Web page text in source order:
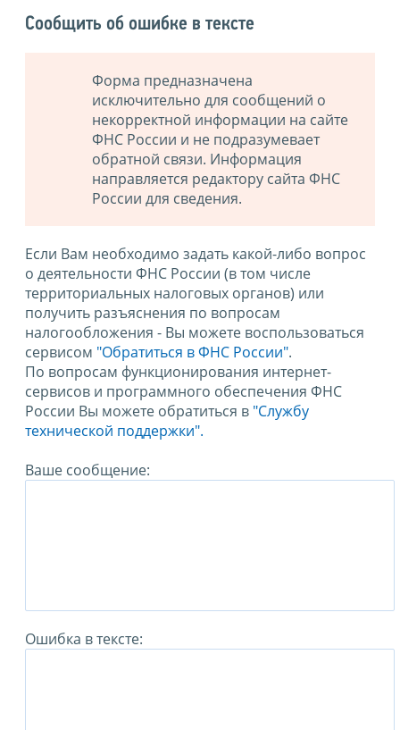
Сообщить об ошибке в тексте
Форма предназначена
исключительно для сообщений о
некорректной информации на сайте
ФНС России и не подразумевает
обратной связи. Информация
направляется редактору сайта ФНС
России для сведения.
Если Вам необходимо задать какой-либо вопрос
о деятельности ФНС России (в том числе
территориальных налоговых органов) или
получить разъяснения по вопросам
налогообложения - Вы можете воспользоваться
сервисом "Обратиться в ФНС России".
По вопросам функционирования интернет-
сервисов и программного обеспечения ФНС
России Вы можете обратиться в "Службу
технической поддержки".
Ваше сообщение:
Ошибка в тексте: